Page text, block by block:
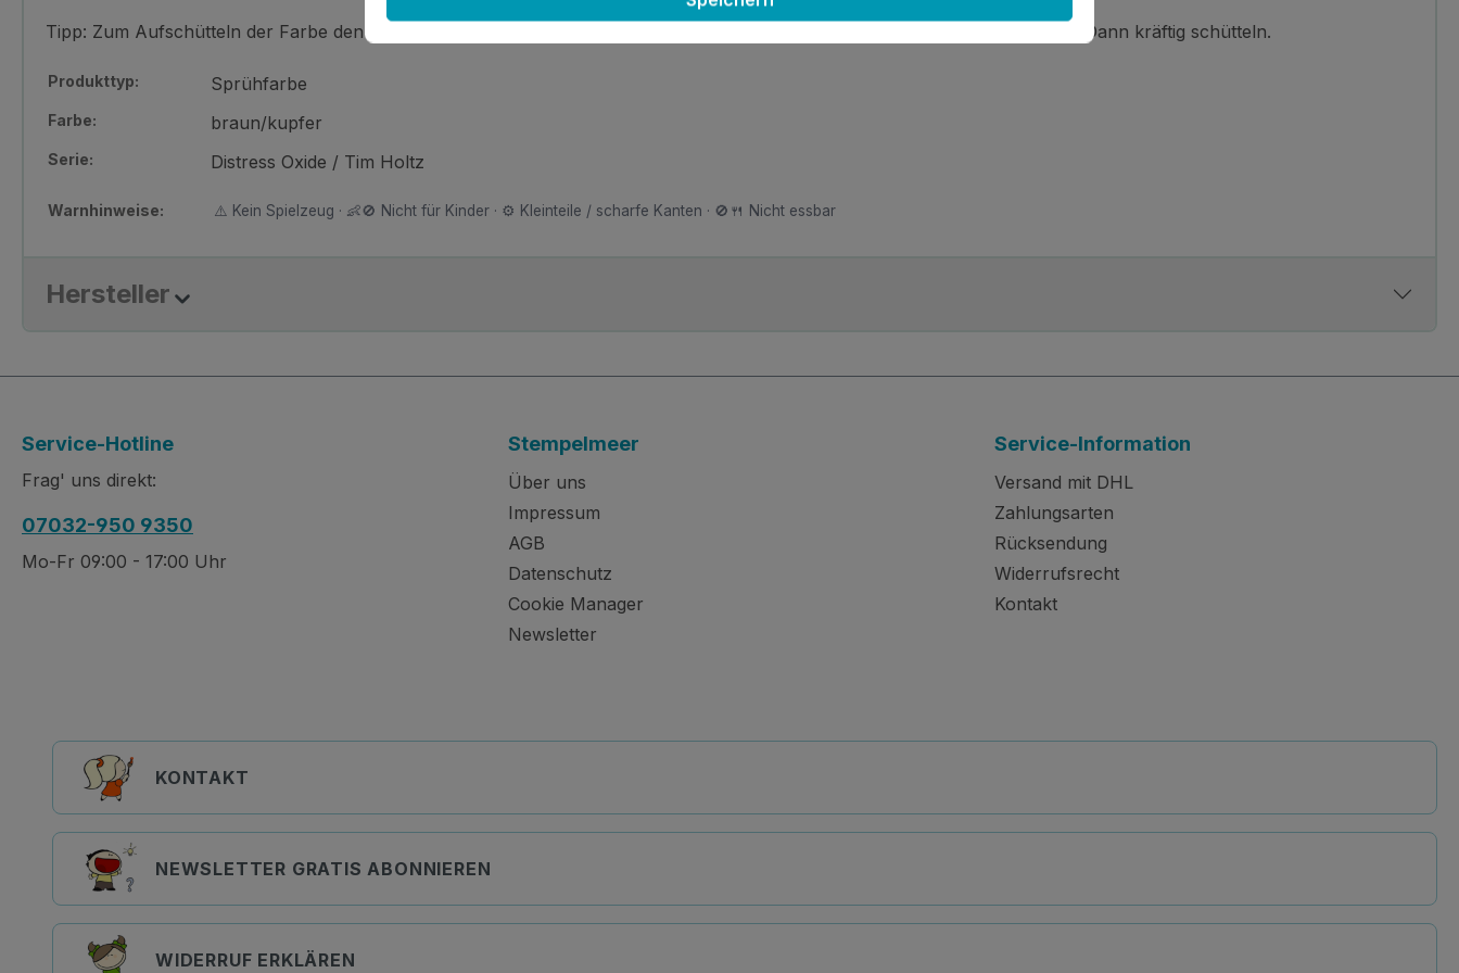
Tipp: Zum Aufschütteln der Farbe den transparenten Deckel abnehmen und den Sprühkopf mit einem Papiertuch umfassen. Dann kräftig schütteln.
Produkttyp: Sprühfarbe
Farbe: braun/kupfer
Serie: Distress Oxide / Tim Holtz
Warnhinweise: ⚠️ Kein Spielzeug · 👶🚫 Nicht für Kinder · ⚙️ Kleinteile / scharfe Kanten · 🚫🍴 Nicht essbar
Hersteller
Service-Hotline
Frag' uns direkt:
07032-950 9350
Mo-Fr 09:00 - 17:00 Uhr
Stempelmeer
Über uns
Impressum
AGB
Datenschutz
Cookie Manager
Newsletter
Service-Information
Versand mit DHL
Zahlungsarten
Rücksendung
Widerrufsrecht
Kontakt
KONTAKT
NEWSLETTER GRATIS ABONNIEREN
WIDERRUF ERKLÄREN